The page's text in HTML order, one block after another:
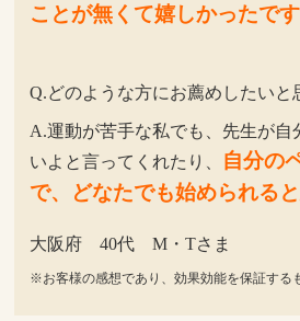
ことが無くて嬉しかったです
Q.どのような方にお薦めしたいと
A.運動が苦手な私でも、先生が自
いよと言ってくれたり、 自分の
で、どなたでも始められると
大阪府 40代 M・Tさま
※お客様の感想であり、効果効能を保証する